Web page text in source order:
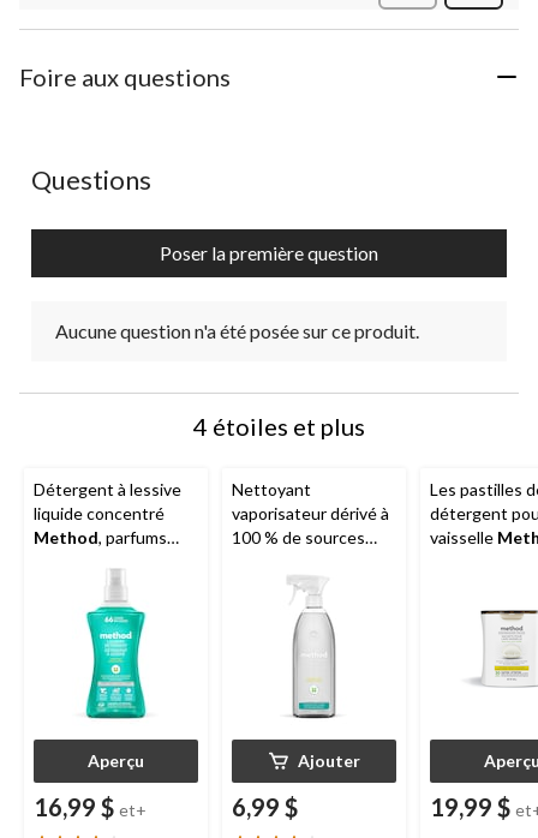
Foire aux questions
Aucune question n'a été posée sur ce produit.
Questions
Poser la première question
Aucune question n'a été posée sur ce produit.
4 étoiles et plus
Détergent à lessive
liquide concentré
Method, parfums
Aperçu
16,99 $ et+
Nettoyant
vaporisateur dérivé à
100 % de sources
pour la douche
Method , eucalyptus
et menthe, 828 mL
Ajouter
6,99 $
Les pastilles
détergent
vaisselle
19,99 $